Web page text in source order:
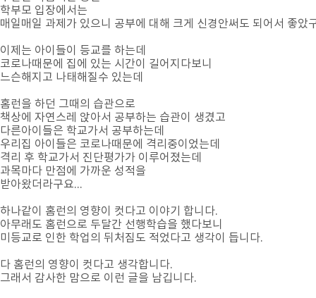
학부모 입장에서는
매일매일 과제가 있으니 공부에 대해 크게 신경안써도 되어서 좋았
이제는 아이들이 등교를 하는데
코로나때문에 집에 있는 시간이 길어지다보니
느슨해지고 나태해질수 있는데
홈런을 하던 그때의 습관으로
책상에 자연스레 앉아서 공부하는 습관이 생겼고
다른아이들은 학교가서 공부하는데
우리집 아이들은 코로나때문에 격리중이었는데
격리 후 학교가서 진단평가가 이루어졌는데
과목마다 만점에 가까운 성적을
받아왔더라구요...
하나같이 홈런의 영향이 컷다고 이야기 합니다.
아무래도 홈런으로 두달간 선행학습을 했다보니
미등교로 인한 학업의 뒤처짐도 적었다고 생각이 듭니다.
다 홈런의 영향이 컷다고 생각합니다.
그래서 감사한 맘으로 이런 글을 남깁니다.